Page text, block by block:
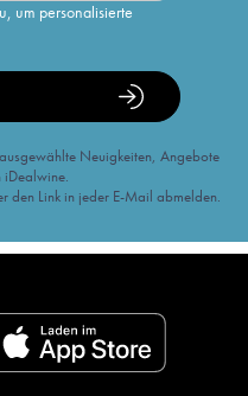
um personalisierte
Neuigkeiten, Angebote
iDealwine.
den Link in jeder E-Mail abmelden.